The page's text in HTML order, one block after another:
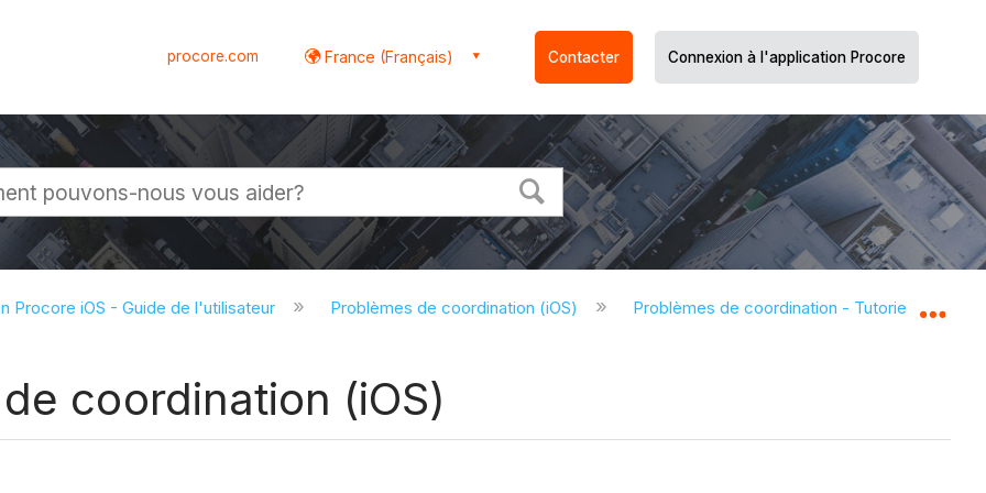
procore.com France (Français) Contacter Connexion à l'application Procore
Procore iOS - Guide de l'utilisateur Problèmes de coordination (iOS) Problèmes de coordination - Tutoriels (iOS)
coordination (iOS)